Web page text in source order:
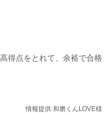
得点をとれて、余裕で合格
情報提供:和磨くんLOVE様